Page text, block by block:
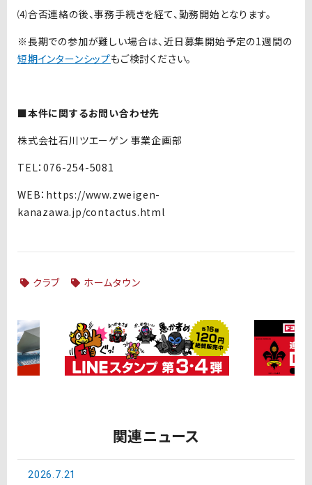
⑷合否連絡の後、事務手続きを経て、勤務開始となります。
※長期での参加が難しい場合は、近日募集開始予定の1週間の
短期インターンシップもご検討ください。
■本件に関するお問い合わせ先
株式会社石川ツエーゲン 事業企画部
TEL：076-254-5081
WEB： https://www.zweigen-
kanazawa.jp/contactus.html
クラブ ホームタウン
関連ニュース
2026.7.21